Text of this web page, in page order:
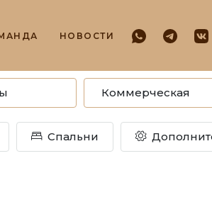
НОВОСТИ
Коммерческая
Спальни